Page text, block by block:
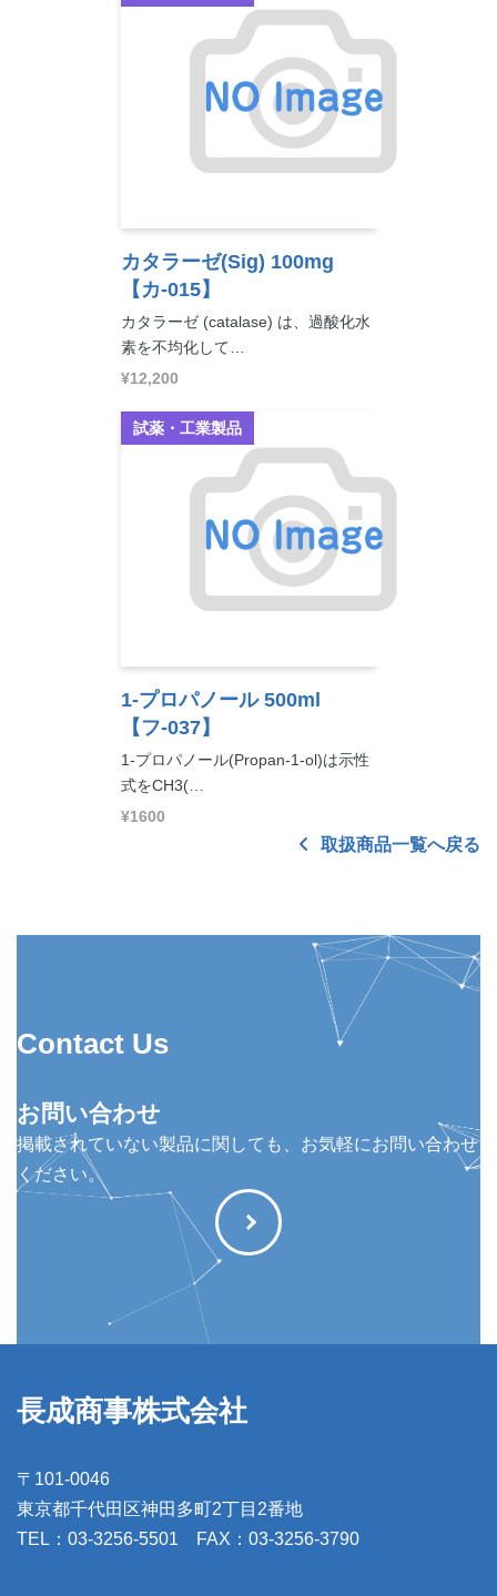
カタラーゼ(Sig) 100mg
【カ-015】
カタラーゼ (catalase) は、過酸化水
素を不均化して…
¥12,200
試薬・工業製品
1-プロパノール 500ml
【フ-037】
1-プロパノール(Propan-1-ol)は示性
式をCH3(…
¥1600
取扱商品一覧へ戻る
Contact Us
お問い合わせ
掲載されていない製品に関しても、お気軽にお問い合わせ
ください。
長成商事株式会社
〒101-0046
東京都千代田区神田多町2丁目2番地
TEL：03-3256-5501 FAX：03-3256-3790